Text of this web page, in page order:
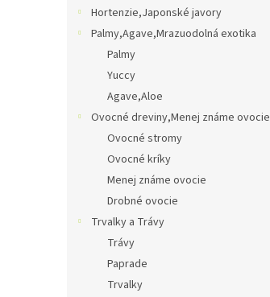
Hortenzie,Japonské javory
Palmy,Agave,Mrazuodolná exotika
Palmy
Yuccy
Agave,Aloe
Ovocné dreviny,Menej známe ovocie
Ovocné stromy
Ovocné kríky
Menej známe ovocie
Drobné ovocie
Trvalky a Trávy
Trávy
Paprade
Trvalky